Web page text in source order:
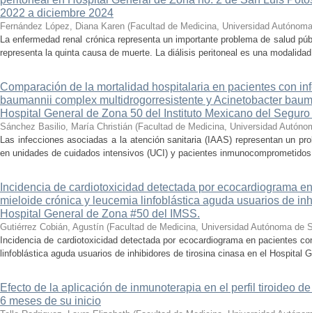
2022 a diciembre 2024
Fernández López, Diana Karen (Facultad de Medicina, Universidad
La enfermedad renal crónica representa un importante problema de salud
representa la quinta causa de muerte. La diálisis peritoneal es una
Comparación de la mortalidad hospitalaria en pacientes con
baumannii complex multidrogorresistente y Acinetobacter
Hospital General de Zona 50 del Instituto Mexicano del
Sánchez Basilio, María Christián (Facultad de Medicina, Universidad
Las infecciones asociadas a la atención sanitaria (IAAS) representan un
en unidades de cuidados intensivos (UCI) y pacientes
Incidencia de cardiotoxicidad detectada por ecocardiograma
mieloide crónica y leucemia linfoblástica aguda usuarios de
Hospital General de Zona #50 del IMSS.
Gutiérrez Cobián, Agustín (Facultad de Medicina, Universidad Autónoma de
Incidencia de cardiotoxicidad detectada por ecocardiograma en pacientes
linfoblástica aguda usuarios de inhibidores de tirosina cinasa en el Hospital
Efecto de la aplicación de inmunoterapia en el perfil tiroideo
6 meses de su inicio